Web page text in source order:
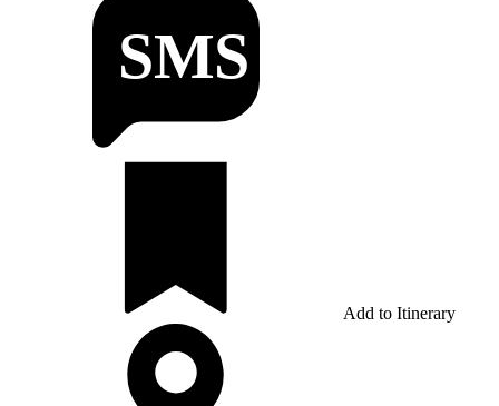
Add to Itinerary